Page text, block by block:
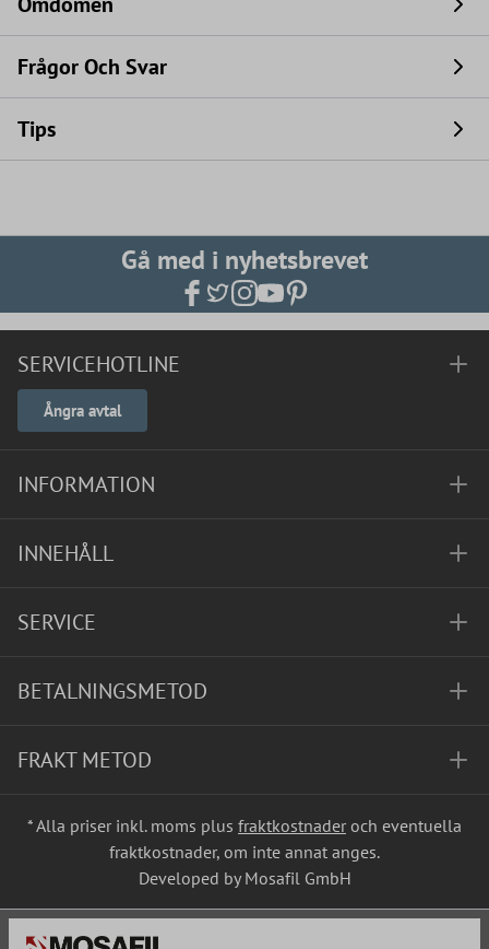
Frågor Och Svar
Tips
Gå med i nyhetsbrevet
SERVICEHOTLINE
Ångra avtal
INFORMATION
INNEHÅLL
SERVICE
BETALNINGSMETOD
FRAKT METOD
* Alla priser inkl. moms plus fraktkostnader och eventuella
fraktkostnader, om inte annat anges.
Developed by Mosafil GmbH